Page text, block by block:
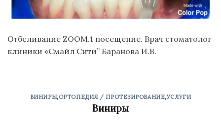
Отбеливание ZOOM.1 посещение. Врач стоматолог
клиники «Смайл Сити” Баранова И.В.
ВИНИРЫ, ОРТОПЕДИЯ / ПРОТЕЗИРОВАНИЕ,УСЛУГИ
Виниры